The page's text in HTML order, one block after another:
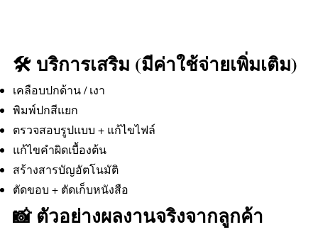
🛠️ บริการเสริม (มีค่าใช้จ่ายเพิ่มเติม)
เคลือบปกด้าน / เงา
พิมพ์ปกสีแยก
ตรวจสอบรูปแบบ + แก้ไขไฟล์
แก้ไขคำผิดเบื้องต้น
สร้างสารบัญอัตโนมัติ
ตัดขอบ + ตัดเก็บหนังสือ
📸 ตัวอย่างผลงานจริงจากลูกค้า